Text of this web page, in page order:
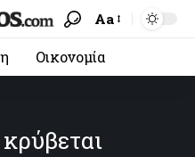
Aa
Οικονομία